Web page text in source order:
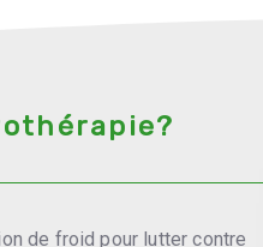
de froid pour lutter contre